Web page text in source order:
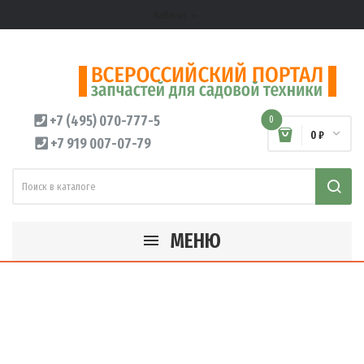
+7 (495) 070-777-5
+7 919 007-07-79
0
0 ₽
МЕНЮ